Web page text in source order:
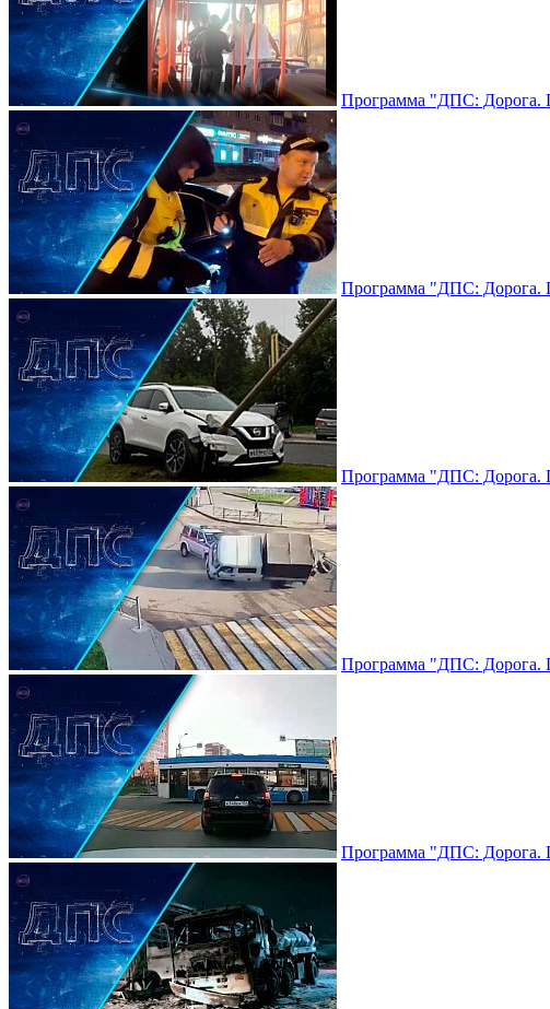
Программа "ДПС: Дорога.
Программа "ДПС: Дорога.
Программа "ДПС: Дорога.
Программа "ДПС: Дорога.
Программа "ДПС: Дорога.